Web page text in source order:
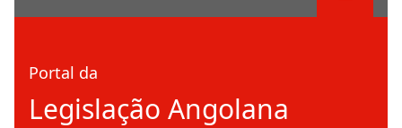
Portal da
Legislação Angolana